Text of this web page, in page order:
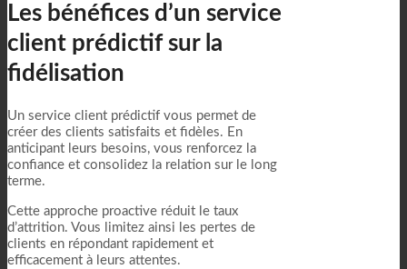
Les bénéfices d’un service
client prédictif sur la
fidélisation
Un service client prédictif vous permet de
créer des clients satisfaits et fidèles. En
anticipant leurs besoins, vous renforcez la
confiance et consolidez la relation sur le long
terme.
Cette approche proactive réduit le taux
d’attrition. Vous limitez ainsi les pertes de
clients en répondant rapidement et
efficacement à leurs attentes.